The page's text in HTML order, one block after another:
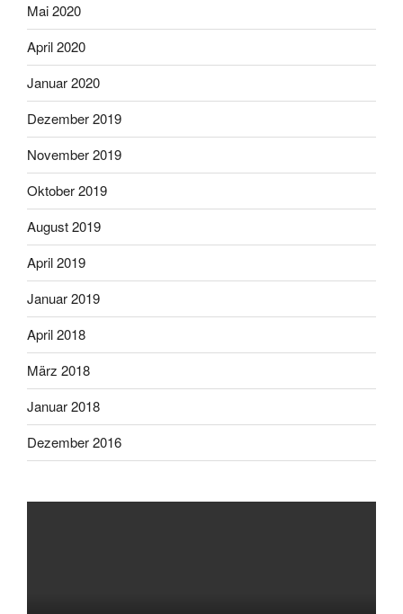
Mai 2020
April 2020
Januar 2020
Dezember 2019
November 2019
Oktober 2019
August 2019
April 2019
Januar 2019
April 2018
März 2018
Januar 2018
Dezember 2016